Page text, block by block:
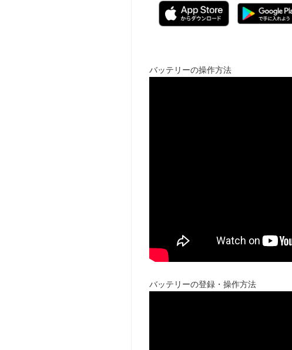
バッテリーの操作方法
バッテリーの登録・操作方法